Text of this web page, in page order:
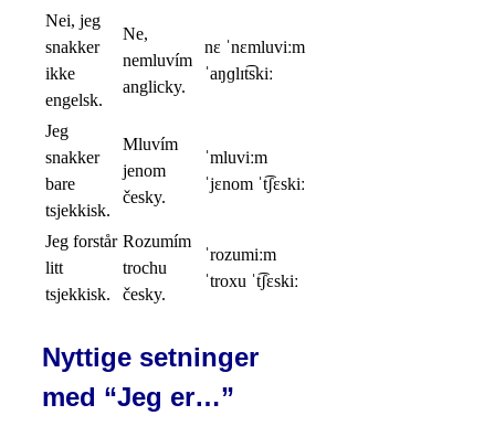
Nei, jeg
snakker
ikke
engelsk.
Ne,
nemluvím
anglicky.
nɛ ˈnɛmluviːm
ˈaŋɡlɪt͡skiː
Jeg
snakker
bare
tsjekkisk.
Mluvím
jenom
česky.
ˈmluviːm
ˈjɛnom ˈt͡ʃɛskiː
Jeg forstår
litt
tsjekkisk.
Rozumím
trochu
česky.
ˈrozumiːm
ˈtroxu ˈt͡ʃɛskiː
Nyttige setninger
med “Jeg er…”